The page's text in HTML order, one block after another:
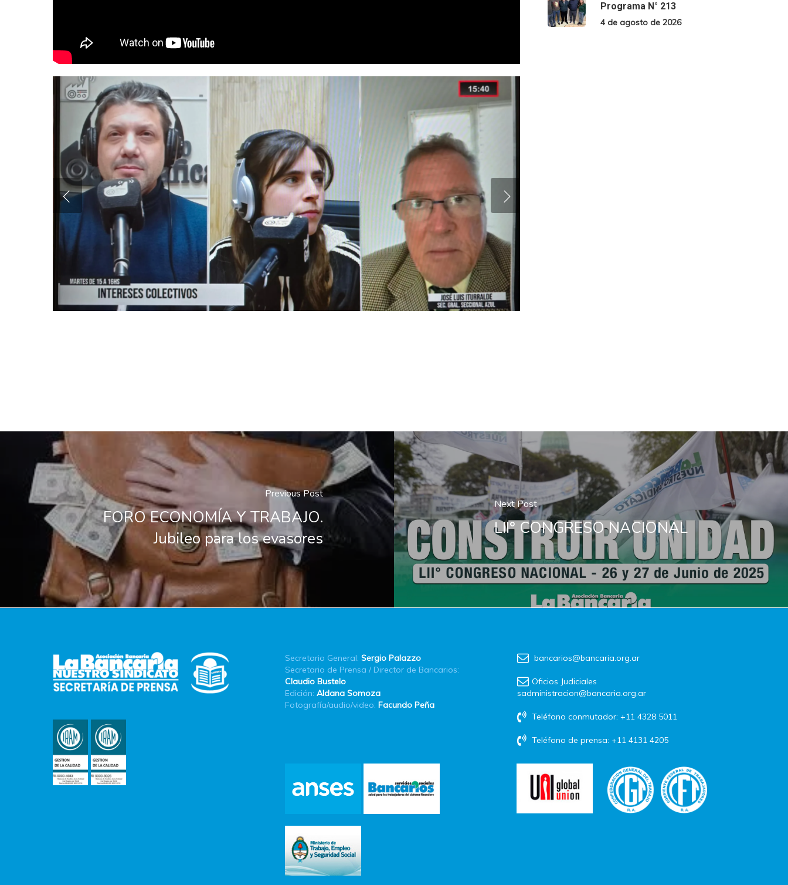
Programa N° 213
4 de agosto de 2026
Previous Post
FORO ECONOMÍA Y TRABAJO.
Jubileo para los evasores
Next Post
LII° CONGRESO NACIONAL
Secretario General: Sergio Palazzo
Secretario de Prensa / Director de Bancarios:
Claudio Bustelo
Edición: Aldana Somoza
Fotografía/audio/video: Facundo Peña
bancarios@bancaria.org.ar
Oficios Judiciales
sadministracion@bancaria.org.ar
Teléfono conmutador: +11 4328 5011
Teléfono de prensa: +11 4131 4205